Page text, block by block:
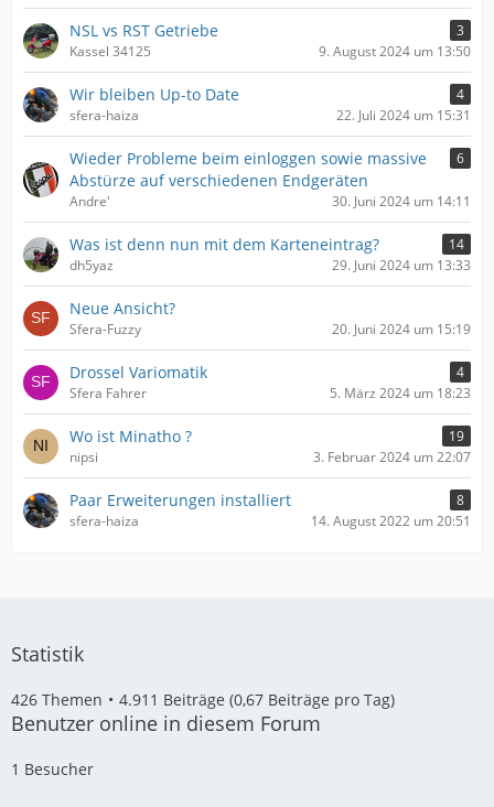
NSL vs RST Getriebe
3
Kassel 34125
9. August 2024 um 13:50
Wir bleiben Up-to Date
4
sfera-haiza
22. Juli 2024 um 15:31
Wieder Probleme beim einloggen sowie massive
Abstürze auf verschiedenen Endgeräten
6
Andre' 30. Juni 2024 um 14:11
Was ist denn nun mit dem Karteneintrag?
14
dh5yaz
29. Juni 2024 um 13:33
Neue Ansicht?
Sfera-Fuzzy 20. Juni 2024 um 15:19
Drossel Variomatik
4
Sfera Fahrer
5. März 2024 um 18:23
Wo ist Minatho ?
19
nipsi
3. Februar 2024 um 22:07
Paar Erweiterungen installiert
8
sfera-haiza
14. August 2022 um 20:51
Statistik
426 Themen 4.911 Beiträge (0,67 Beiträge pro Tag)
Benutzer online in diesem Forum
1 Besucher